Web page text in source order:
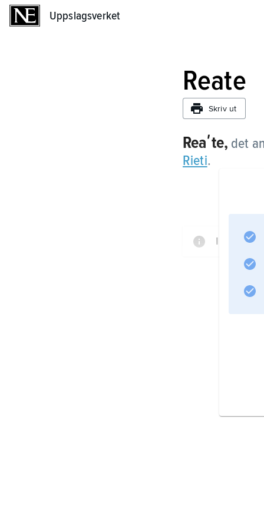
Uppslagsverket
Reate
Skriv ut
Reaʹte, det
Rieti.